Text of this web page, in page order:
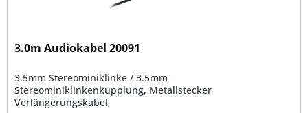
3.0m Audiokabel 20091
3.5mm Stereominiklinke / 3.5mm
Stereominiklinkenkupplung, Metallstecker
Verlängerungskabel,